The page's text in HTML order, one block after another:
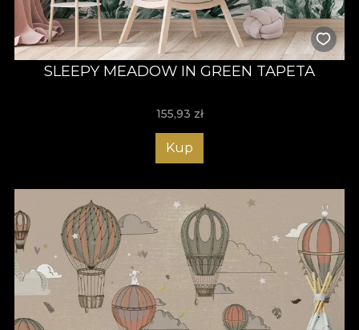
SLEEPY MEADOW IN GREEN TAPETA
155,93 zł
Kup